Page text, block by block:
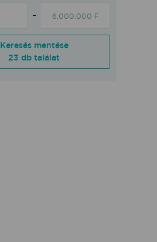
Keresés mentése
23 db találat